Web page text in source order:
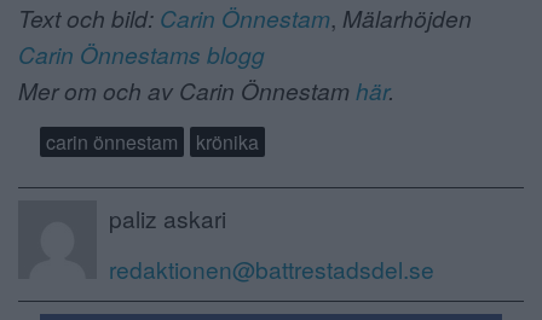
Text och bild: Carin Önnestam, Mälarhöjden
Carin Önnestams blogg
Mer om och av Carin Önnestam här.
carin önnestam krönika
paliz askari
redaktionen@battrestadsdel.se